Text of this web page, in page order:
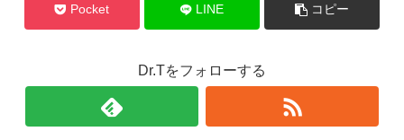
Pocket LINE コピー
Dr.Tをフォローする